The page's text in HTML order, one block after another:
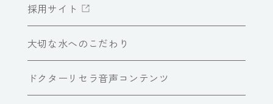
採用サイト
大切な水へのこだわり
ドクターリセラ音声コンテンツ